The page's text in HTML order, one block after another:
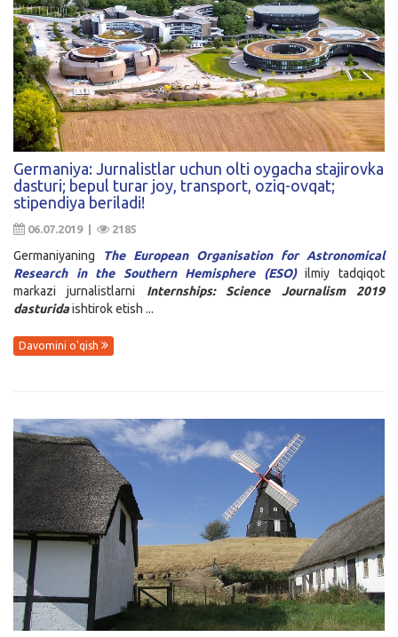
Germaniya: Jurnalistlar uchun olti oygacha stajirovka
dasturi; bepul turar joy, transport, oziq-ovqat;
stipendiya beriladi!
06.07.2019 | 2185
Germaniyaning
The European Organisation for Astronomical
Research in the Southern Hemisphere (ESO)ilmiy tadqiqot
markazi jurnalistlarni Internships: Science Journalism 2019
dasturidaishtirok etish ...
Davomini o'qish